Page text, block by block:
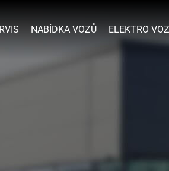
NABÍDKA VOZŮ ELEKTRO